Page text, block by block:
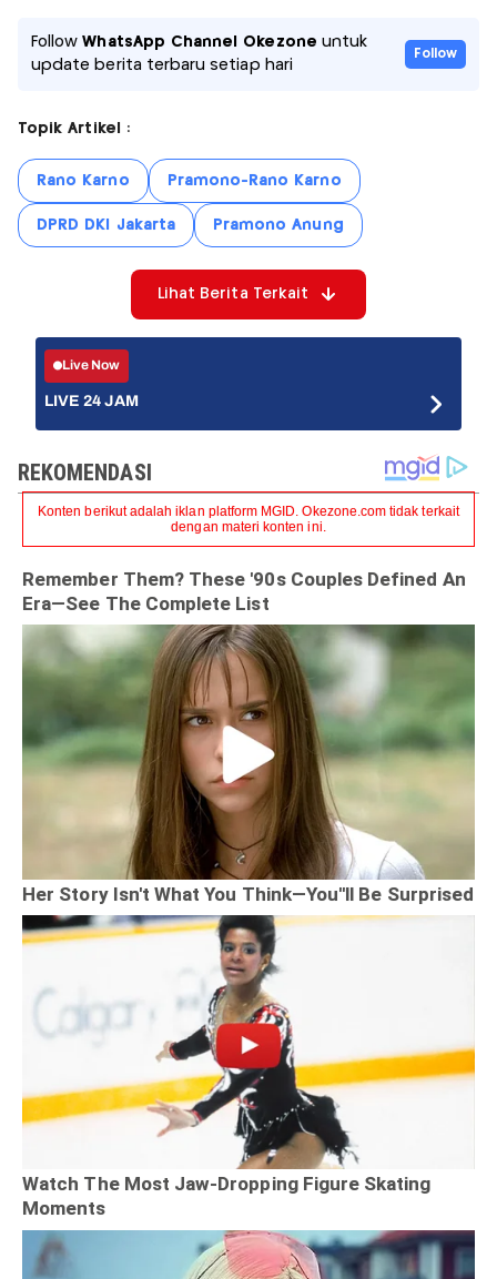
FollowWhatsApp Channel Okezone untuk
update berita terbaru setiap hari
Follow
Topik Artikel :
Rano Karno Pramono-Rano Karno
DPRD DKI Jakarta Pramono Anung
Lihat Berita Terkait
Live Now
LIVE 24 JAM